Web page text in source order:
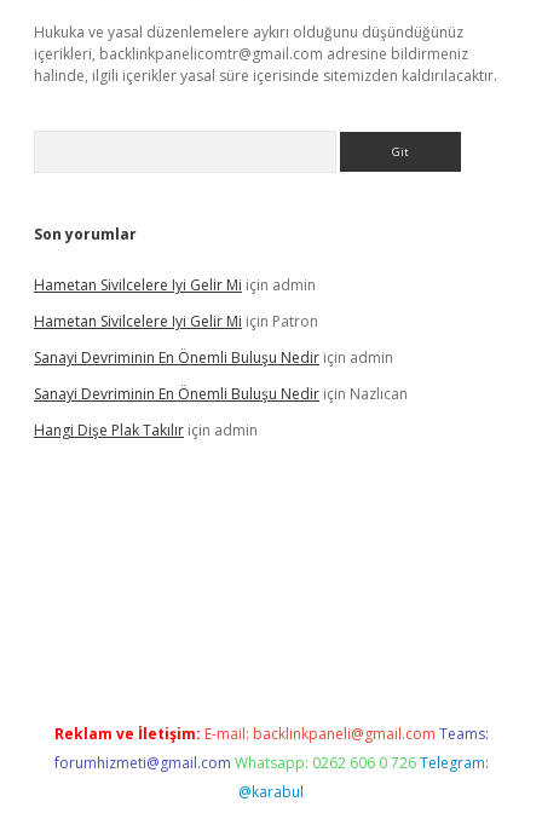
Hukuka ve yasal düzenlemelere aykırı olduğunu düşündüğünüz
içerikleri, backlinkpanelicomtr@gmail.com adresine bildirmeniz
halinde, ilgili içerikler yasal süre içerisinde sitemizden kaldırılacaktır.
Son yorumlar
Hametan Sivilcelere Iyi Gelir Mi için admin
Hametan Sivilcelere Iyi Gelir Mi için Patron
Sanayi Devriminin En Önemli Buluşu Nedir için admin
Sanayi Devriminin En Önemli Buluşu Nedir için Nazlıcan
Hangi Dişe Plak Takılır için admin
Reklam ve İletişim: E-mail: backlinkpaneli@gmail.com Teams:
forumhizmeti@gmail.com Whatsapp: 0262 606 0 726 Telegram:
@karabul